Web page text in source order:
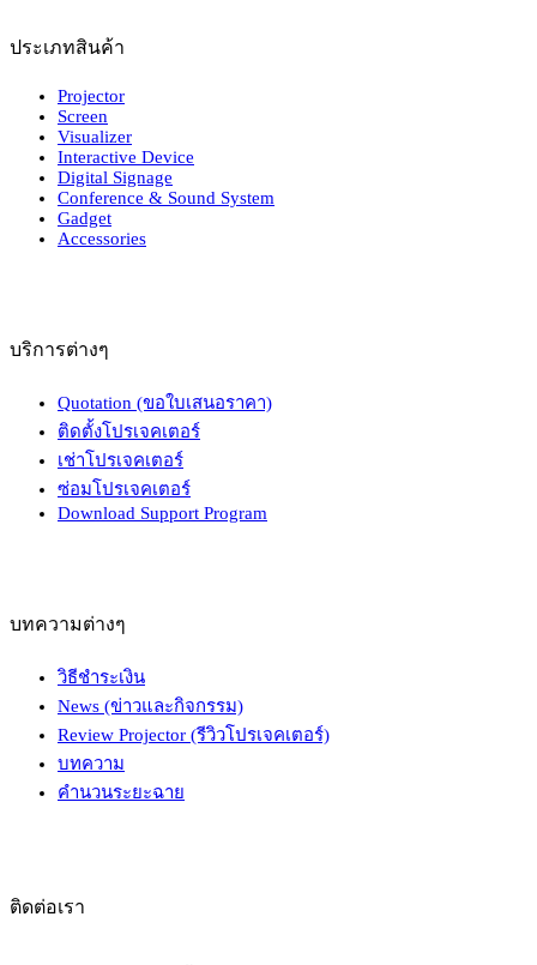
ประเภทสินค้า
Projector
Screen
Visualizer
Interactive Device
Digital Signage
Conference & Sound System
Gadget
Accessories
บริการต่างๆ
Quotation (ขอใบเสนอราคา)
ติดตั้งโปรเจคเตอร์
เช่าโปรเจคเตอร์
ซ่อมโปรเจคเตอร์
Download Support Program
บทความต่างๆ
วิธีชำระเงิน
News (ข่าวและกิจกรรม)
Review Projector (รีวิวโปรเจคเตอร์)
บทความ
คำนวนระยะฉาย
ติดต่อเรา